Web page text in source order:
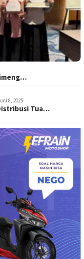
8, 2025
Tua…